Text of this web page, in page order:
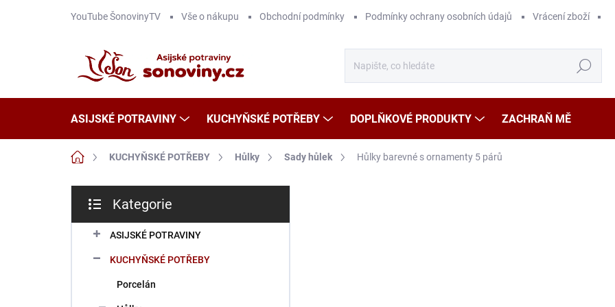
YouTube ŠonovinyTV Vše o nákupu Obchodní podmínky Podmínky ochrany osobních údajů Vrácení zboží
Hledat
ASIJSKÉ POTRAVINY KUCHYŇSKÉ POTŘEBY DOPLŇKOVÉ PRODUKTY ZACHRAŇ MĚ
Domů KUCHYŇSKÉ POTŘEBY Hůlky Sady hůlek Hůlky barevné s ornamenty 5 párů
s
kategorie
Kategorie
ASIJSKÉ POTRAVINY
KUCHYŇSKÉ POTŘEBY
Porcelán